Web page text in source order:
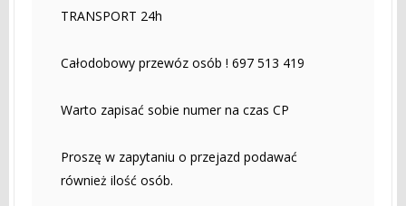
TRANSPORT 24h
Całodobowy przewóz osób ! 697 513 419
Warto zapisać sobie numer na czas CP
Proszę w zapytaniu o przejazd podawać
również ilość osób.